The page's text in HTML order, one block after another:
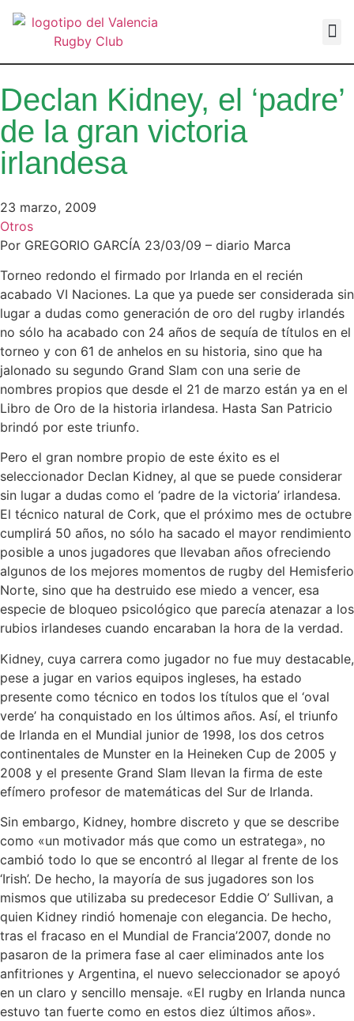
Declan Kidney, el ‘padre’
de la gran victoria
irlandesa
23 marzo, 2009
Otros
Por GREGORIO GARCÍA 23/03/09 – diario Marca
Torneo redondo el firmado por Irlanda en el recién
acabado VI Naciones. La que ya puede ser considerada sin
lugar a dudas como generación de oro del rugby irlandés
no sólo ha acabado con 24 años de sequía de títulos en el
torneo y con 61 de anhelos en su historia, sino que ha
jalonado su segundo Grand Slam con una serie de
nombres propios que desde el 21 de marzo están ya en el
Libro de Oro de la historia irlandesa. Hasta San Patricio
brindó por este triunfo.
Pero el gran nombre propio de este éxito es el
seleccionador Declan Kidney, al que se puede considerar
sin lugar a dudas como el ‘padre de la victoria’ irlandesa.
El técnico natural de Cork, que el próximo mes de octubre
cumplirá 50 años, no sólo ha sacado el mayor rendimiento
posible a unos jugadores que llevaban años ofreciendo
algunos de los mejores momentos de rugby del Hemisferio
Norte, sino que ha destruido ese miedo a vencer, esa
especie de bloqueo psicológico que parecía atenazar a los
rubios irlandeses cuando encaraban la hora de la verdad.
Kidney, cuya carrera como jugador no fue muy destacable,
pese a jugar en varios equipos ingleses, ha estado
presente como técnico en todos los títulos que el ‘oval
verde’ ha conquistado en los últimos años. Así, el triunfo
de Irlanda en el Mundial junior de 1998, los dos cetros
continentales de Munster en la Heineken Cup de 2005 y
2008 y el presente Grand Slam llevan la firma de este
efímero profesor de matemáticas del Sur de Irlanda.
Sin embargo, Kidney, hombre discreto y que se describe
como «un motivador más que como un estratega», no
cambió todo lo que se encontró al llegar al frente de los
‘Irish’. De hecho, la mayoría de sus jugadores son los
mismos que utilizaba su predecesor Eddie O’ Sullivan, a
quien Kidney rindió homenaje con elegancia. De hecho,
tras el fracaso en el Mundial de Francia’2007, donde no
pasaron de la primera fase al caer eliminados ante los
anfitriones y Argentina, el nuevo seleccionador se apoyó
en un claro y sencillo mensaje. «El rugby en Irlanda nunca
estuvo tan fuerte como en estos diez últimos años».